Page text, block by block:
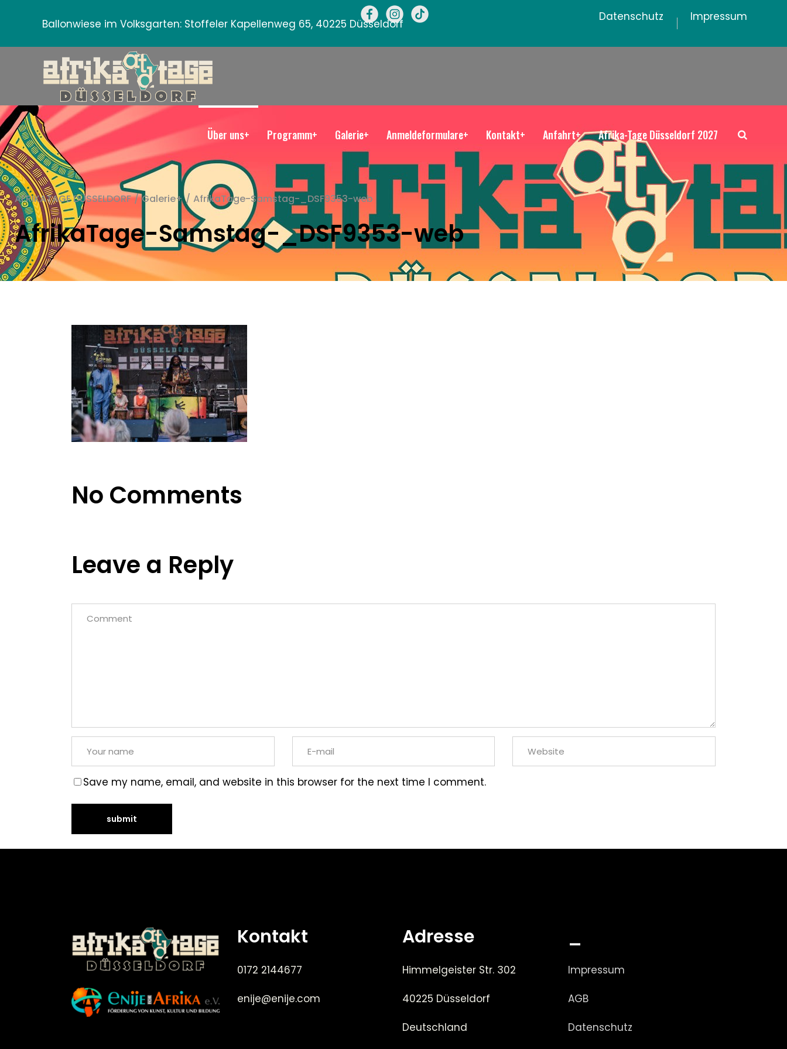
Ballonwiese im Volksgarten: Stoffeler Kapellenweg 65, 40225 Düsseldorf
Datenschutz Impressum
Über uns+ Programm+ Galerie+ Anmeldeformulare+ Kontakt+ Anfahrt+ Afrika-Tage Düsseldorf 2027
AFRIKATAGE DÜSSELDORF / Galerie+ / AfrikaTage-Samstag-_DSF9353-web
AfrikaTage-Samstag-_DSF9353-web
No Comments
Leave a Reply
Save my name, email, and website in this browser for the next time I comment.
Kontakt
0172 2144677
enije@enije.com
Adresse
Himmelgeister Str. 302
40225 Düsseldorf
Deutschland
_
Impressum
AGB
Datenschutz